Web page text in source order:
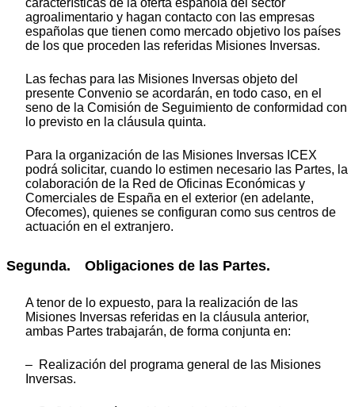
agroalimentario y hagan contacto con las empresas
españolas que tienen como mercado objetivo los países
de los que proceden las referidas Misiones Inversas.
Las fechas para las Misiones Inversas objeto del
presente Convenio se acordarán, en todo caso, en el
seno de la Comisión de Seguimiento de conformidad con
lo previsto en la cláusula quinta.
Para la organización de las Misiones Inversas ICEX
podrá solicitar, cuando lo estimen necesario las Partes, la
colaboración de la Red de Oficinas Económicas y
Comerciales de España en el exterior (en adelante,
Ofecomes), quienes se configuran como sus centros de
actuación en el extranjero.
Segunda. Obligaciones de las Partes.
A tenor de lo expuesto, para la realización de las
Misiones Inversas referidas en la cláusula anterior,
ambas Partes trabajarán, de forma conjunta en:
– Realización del programa general de las Misiones
Inversas.